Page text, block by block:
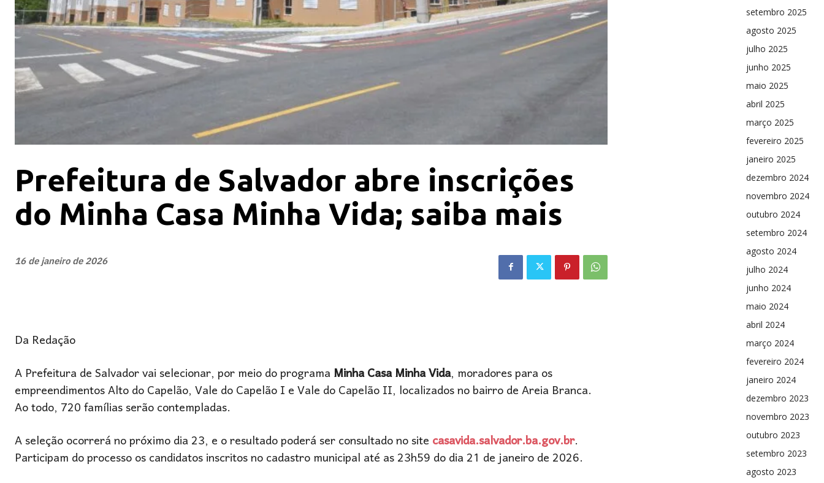
Prefeitura de Salvador abre inscrições
do Minha Casa Minha Vida; saiba mais
16 de janeiro de 2026
Da Redação
A Prefeitura de Salvador vai selecionar, por meio do programaMinha Casa Minha Vida, moradores para os
empreendimentos Alto do Capelão, Vale do Capelão I e Vale do Capelão II, localizados no bairro de Areia Branca.
Ao todo, 720 famílias serão contempladas.
A seleção ocorrerá no próximo dia 23, e o resultado poderá ser consultado no sitecasavida.salvador.ba.gov.br.
Participam do processo os candidatos inscritos no cadastro municipal até as 23h59 do dia 21 de janeiro de 2026.
setembro 2025
agosto 2025
julho 2025
junho 2025
maio 2025
abril 2025
março 2025
fevereiro 2025
janeiro 2025
dezembro 2024
novembro 2024
outubro 2024
setembro 2024
agosto 2024
julho 2024
junho 2024
maio 2024
abril 2024
março 2024
fevereiro 2024
janeiro 2024
dezembro 2023
novembro 2023
outubro 2023
setembro 2023
agosto 2023